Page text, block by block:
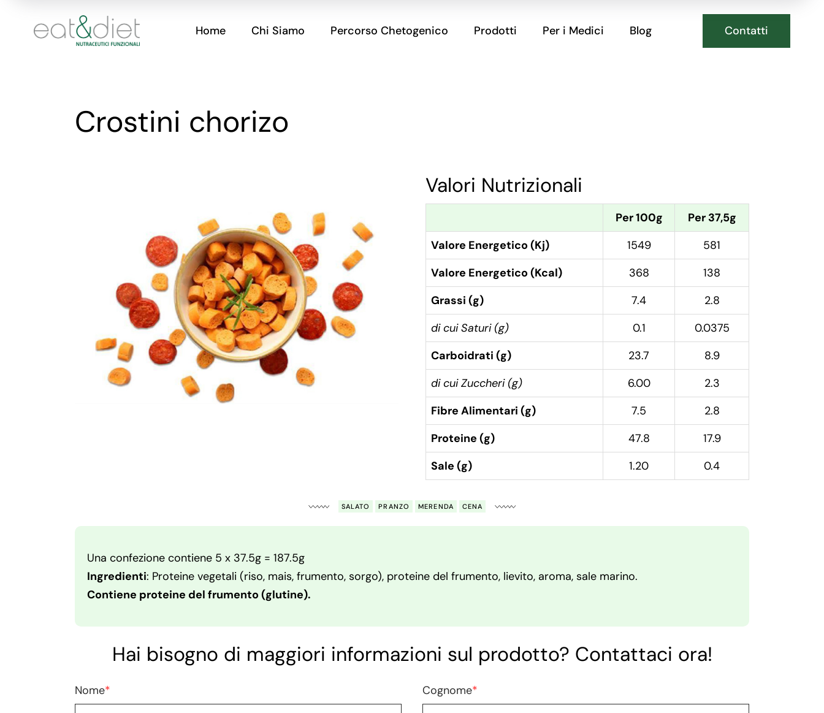
Home Chi Siamo Percorso Chetogenico Prodotti Per i Medici Blog Contatti
Crostini chorizo
Valori Nutrizionali
Per 100g
Per 37,5g
Valore Energetico (Kj)
1549
581
Valore Energetico (Kcal)
368
138
Grassi (g)
7.4
2.8
di cui Saturi (g)
0.1
0.0375
Carboidrati (g)
23.7
8.9
di cui Zuccheri (g)
6.00
2.3
Fibre Alimentari (g)
7.5
2.8
Proteine (g)
47.8
17.9
Sale (g)
1.20 0.4
SALATO PRANZO MERENDA CENA
Una confezione contiene 5 x 37.5g = 187.5g
Ingredienti: Proteine vegetali (riso, mais, frumento, sorgo), proteine del frumento, lievito, aroma, sale marino.
Contiene proteine del frumento (glutine).
Hai bisogno di maggiori informazioni sul prodotto? Contattaci ora!
Nome* Cognome*